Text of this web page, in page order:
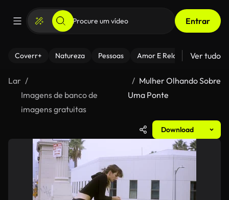
Entrar
Coverr+ Natureza Pessoas Amor E Relacionamentos
Ver tudo
Lar
Imagens de banco de
imagens gratuitas
Mulher Olhando Sobre
Uma Ponte
Download